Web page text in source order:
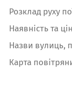
Розклад руху
Наявність та
Назви вулиць,
Карта